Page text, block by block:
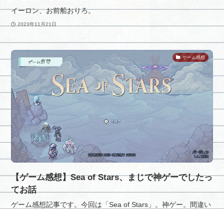
イーロン、お前船おりろ。
2023年11月21日
ゲーム感想
【ゲーム感想】Sea of Stars、まじで神ゲーでしたっ
てお話
ゲーム感想記事です。今回は「Sea of Stars」。神ゲー。間違い